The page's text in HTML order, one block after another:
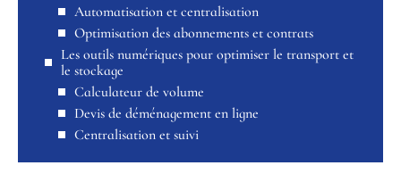
Automatisation et centralisation
Optimisation des abonnements et contrats
Les outils numériques pour optimiser le transport et
le stockage
Calculateur de volume
Devis de déménagement en ligne
Centralisation et suivi